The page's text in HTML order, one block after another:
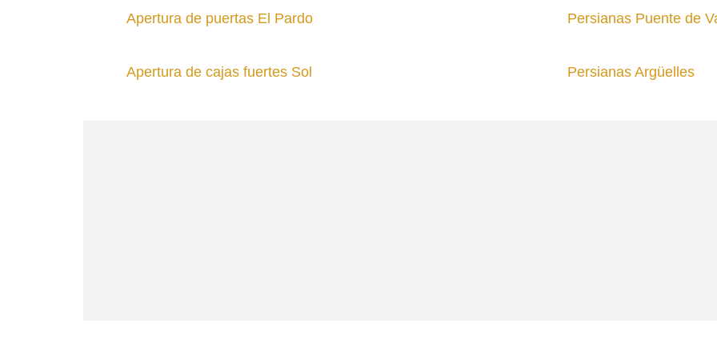
Apertura de puertas El Pardo Persianas Puente de
Apertura de cajas fuertes Sol Persianas Argüelles